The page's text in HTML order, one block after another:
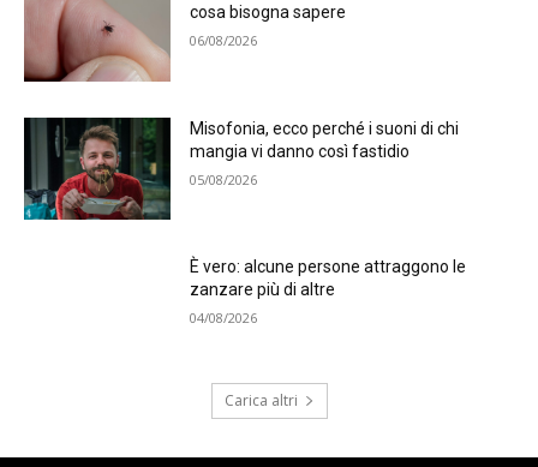
cosa bisogna sapere
06/08/2026
Misofonia, ecco perché i suoni di chi
mangia vi danno così fastidio
05/08/2026
È vero: alcune persone attraggono le
zanzare più di altre
04/08/2026
Carica altri